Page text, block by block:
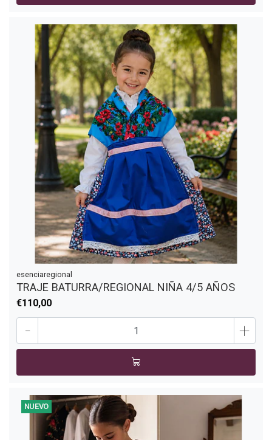
esenciaregional
TRAJE BATURRA/REGIONAL NIÑA 4/5 AÑOS
€110,00
- +
NUEVO